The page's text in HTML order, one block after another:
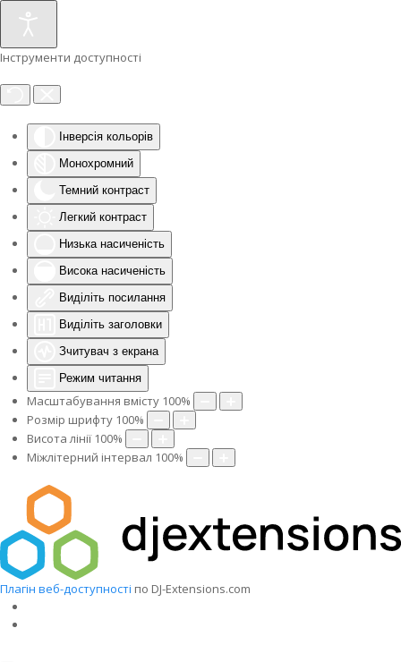
Інструменти доступності
Інверсія кольорів
Монохромний
Темний контраст
Легкий контраст
Низька насиченість
Висока насиченість
Виділіть посилання
Виділіть заголовки
Зчитувач з екрана
Режим читання
Масштабування вмісту 100%
Розмір шрифту 100%
Висота лінії 100%
Міжлітерний інтервал 100%
Плагін веб-доступності по DJ-Extensions.com